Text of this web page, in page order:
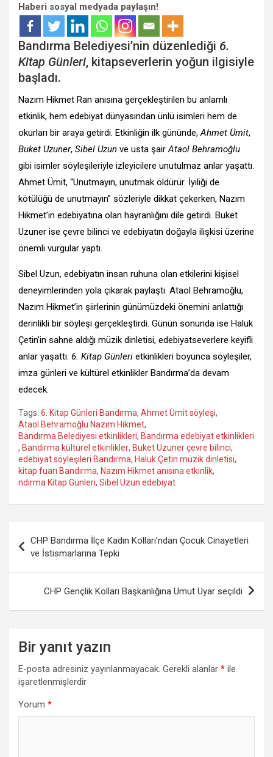
Haberi sosyal medyada paylaşın!
Bandırma Belediyesi’nin düzenlediği 6.
Kitap Günleri, kitapseverlerin yoğun ilgisiyle
başladı.
Nazım Hikmet Ran anısına gerçekleştirilen bu anlamlı
etkinlik, hem edebiyat dünyasından ünlü isimleri hem de
okurları bir araya getirdi. Etkinliğin ilk gününde,Ahmet Ümit,
Buket Uzuner, Sibel Uzun ve usta şairAtaol Behramoğlu
gibi isimler söyleşileriyle izleyicilere unutulmaz anlar yaşattı.
Ahmet Ümit, “Unutmayın, unutmak öldürür. İyiliği de
kötülüğü de unutmayın” sözleriyle dikkat çekerken, Nazım
Hikmet’in edebiyatına olan hayranlığını dile getirdi. Buket
Uzuner ise çevre bilinci ve edebiyatın doğayla ilişkisi üzerine
önemli vurgular yaptı.
Sibel Uzun, edebiyatın insan ruhuna olan etkilerini kişisel
deneyimlerinden yola çıkarak paylaştı. Ataol Behramoğlu,
Nazım Hikmet’in şiirlerinin günümüzdeki önemini anlattığı
derinlikli bir söyleşi gerçekleştirdi. Günün sonunda ise Haluk
Çetin’in sahne aldığı müzik dinletisi, edebiyatseverlere keyifli
anlar yaşattı. 6. Kitap Günleri etkinlikleri boyunca söyleşiler,
imza günleri ve kültürel etkinlikler Bandırma’da devam
edecek.
Tags: 6. Kitap Günleri Bandırma, Ahmet Ümit söyleşi,
Ataol Behramoğlu Nazım Hikmet,
Bandırma Belediyesi etkinlikleri, Bandırma edebiyat etkinlikleri
, Bandırma kültürel etkinlikler, Buket Uzuner çevre bilinci,
edebiyat söyleşileri Bandırma, Haluk Çetin müzik dinletisi,
kitap fuarı Bandırma, Nazım Hikmet anısına etkinlik,
ndırma Kitap Günleri, Sibel Uzun edebiyat
gezinmesi
CHP Bandırma İlçe Kadın Kolları’ndan Çocuk Cinayetleri
ve İstismarlarına Tepki
CHP Gençlik Kolları Başkanlığına Umut Uyar seçildi
Bir yanıt yazın
E-posta adresiniz yayınlanmayacak. Gerekli alanlar * ile
işaretlenmişlerdir
Yorum *